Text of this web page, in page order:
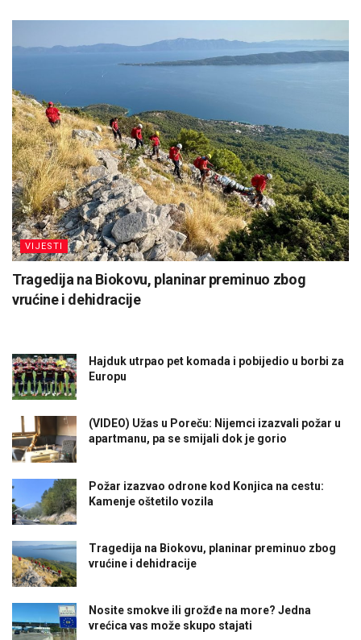
VIJESTI
Tragedija na Biokovu, planinar preminuo zbog
vrućine i dehidracije
Hajduk utrpao pet komada i pobijedio u borbi za
Europu
(VIDEO) Užas u Poreču: Nijemci izazvali požar u
apartmanu, pa se smijali dok je gorio
Požar izazvao odrone kod Konjica na cestu:
Kamenje oštetilo vozila
Tragedija na Biokovu, planinar preminuo zbog
vrućine i dehidracije
Nosite smokve ili grožđe na more? Jedna
vrećica vas može skupo stajati